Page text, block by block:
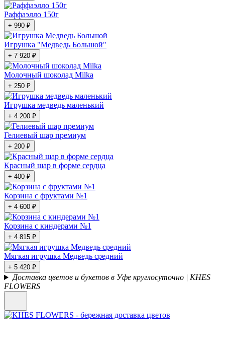
Раффаэлло 150г
+ 990 ₽
Игрушка "Медведь Большой"
+ 7 920 ₽
Молочный шоколад Milka
+ 250 ₽
Игрушка медведь маленький
+ 4 200 ₽
Гелиевый шар премиум
+ 200 ₽
Красный шар в форме сердца
+ 400 ₽
Корзина с фруктами №1
+ 4 600 ₽
Корзина с киндерами №1
+ 4 815 ₽
Мягкая игрушка Медведь средний
+ 5 420 ₽
Доставка цветов и букетов в Уфе круглосуточно | KHES
FLOWERS